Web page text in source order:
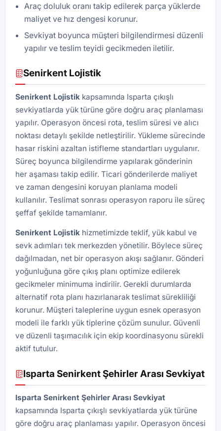
Araç doluluk oranı takip edilerek parça yüklerde
maliyet ve hız dengesi korunur.
Sevkiyat boyunca müşteri bilgilendirmesi düzenli
yapılır ve teslim teyidi gecikmeden iletilir.
Senirkent Lojistik
Senirkent Lojistik kapsamında Isparta çıkışlı
sevkiyatlarda yük türüne göre doğru araç planlaması
yapılır. Operasyon öncesi rota, teslim süresi ve alıcı
noktası detaylı şekilde netleştirilir. Yükleme sürecinde
hasar riskini azaltan istifleme standartları uygulanır.
Süreç boyunca bilgilendirme yapılarak gönderinin
her aşaması takip edilir. Ticari gönderilerde maliyet
ve zaman dengesini koruyan planlama modeli
kullanılır. Teslimat sonrası operasyon raporu ile süreç
şeffaf şekilde tamamlanır.
Senirkent Lojistik hizmetimizde teklif, yük kabul ve
sevk adımları tek merkezden yönetilir. Böylece süreç
dağılmadan, net bir operasyon akışı sağlanır. Gönderi
yoğunluğuna göre çıkış planı optimize edilerek
gecikmeler minimuma indirilir. Gerekli durumlarda
alternatif rota planı hazırlanarak teslimat sürekliliği
korunur. Müşteri taleplerine uygun esnek operasyon
modeli ile farklı yük tiplerine çözüm sunulur. Güvenli
ve düzenli taşımacılık için ekip koordinasyonu sürekli
aktif tutulur.
Isparta Senirkent Şehirler Arası Sevkiyat
Isparta Senirkent Şehirler Arası Sevkiyat
kapsamında Isparta çıkışlı sevkiyatlarda yük türüne
göre doğru araç planlaması yapılır. Operasyon öncesi